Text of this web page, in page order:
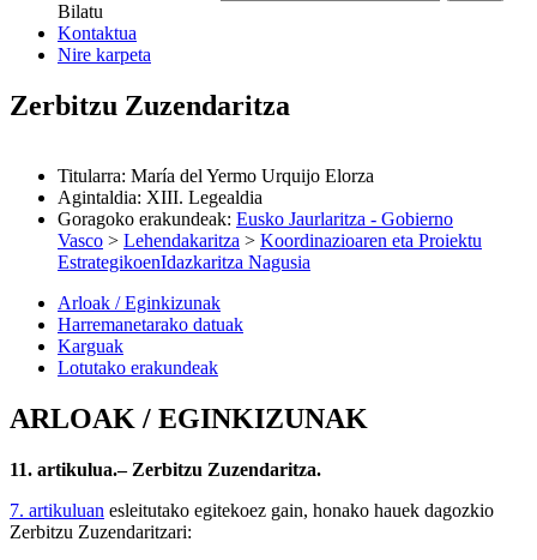
Bilatu
Kontaktua
Nire karpeta
Zerbitzu Zuzendaritza
Titularra: María del Yermo Urquijo Elorza
Agintaldia: XIII. Legealdia
Goragoko erakundeak: Eusko Jaurlaritza - Gobierno
Vasco > Lehendakaritza > Koordinazioaren eta Proiektu
EstrategikoenIdazkaritza Nagusia
Arloak / Eginkizunak
Harremanetarako datuak
Karguak
Lotutako erakundeak
ARLOAK / EGINKIZUNAK
11. artikulua.– Zerbitzu Zuzendaritza.
7. artikuluan esleitutako egitekoez gain, honako hauek dagozkio
Zerbitzu Zuzendaritzari: